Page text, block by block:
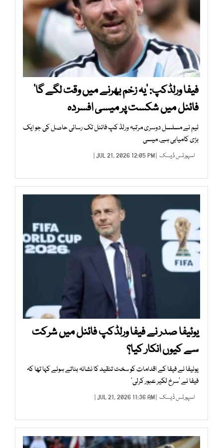
فیفا ورلڈکپ: ’یہ زخم بھرنے میں وقت لگے گا‘
فائنل میں شکست پر میسی افسردہ
ٹیم نے مسلسل دوسری مرتبہ ورلڈ کپ فائنل تک رسائی حاصل کی جو ایک
بڑی کامیابی ہے، میسی
اسپورٹس ڈیسک | JUL 21, 2026 12:05 PM |
یوئیفا صدر نے فیفا ورلڈکپ فائنل میں شرکت
سے کیوں انکار کیا؟
یوئیفا نے فیفا کے اقدامات کو سخت تنقید کا نشانہ بناتے ہوئے کہا تھا کہ
فیفا نے ’سرخ لکیر عبور کرلی‘
اسپورٹس ڈیسک | JUL 21, 2026 11:36 AM |